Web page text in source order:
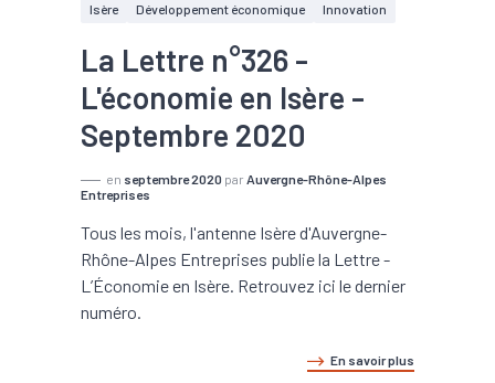
Isère Développement économique Innovation
La Lettre n°326 -
L'économie en Isère -
Septembre 2020
en septembre 2020 par Auvergne-Rhône-Alpes
Entreprises
Tous les mois, l'antenne Isère d'Auvergne-
Rhône-Alpes Entreprises publie la Lettre -
L’Économie en Isère. Retrouvez ici le dernier
numéro.
En savoir plus